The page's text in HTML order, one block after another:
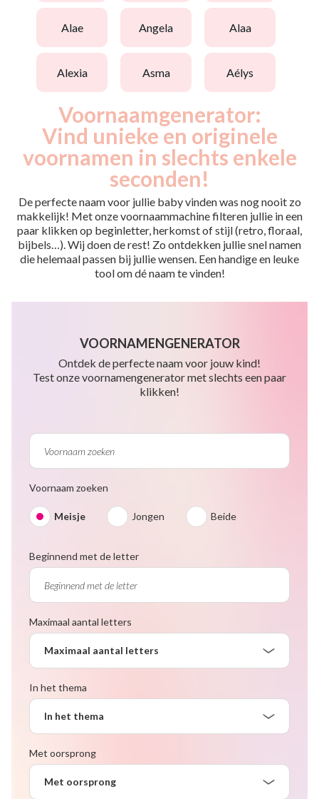
alae angela alaa
alexia asma aélys
Voornaamgenerator:
Vind unieke en originele
voornamen in slechts enkele
seconden!
De perfecte naam voor jullie baby vinden was nog nooit zo
makkelijk! Met onze voornaammachine filteren jullie in een
paar klikken op beginletter, herkomst of stijl (retro, floraal,
bijbels…). Wij doen de rest! Zo ontdekken jullie snel namen
die helemaal passen bij jullie wensen. Een handige en leuke
tool om dé naam te vinden!
VOORNAMENGENERATOR
Ontdek de perfecte naam voor jouw kind!
Test onze voornamengenerator met slechts een paar
klikken!
Voornaam zoeken
Meisje Jongen Beide
Beginnend met de letter
Maximaal aantal letters
Maximaal aantal letters
In het thema
In het thema
Met oorsprong
Met oorsprong